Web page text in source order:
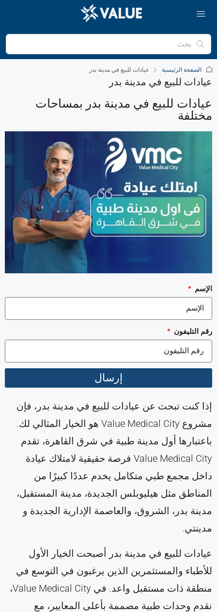
الصفحة الرئيسية عيادات للبيع في مدينة بدر
عيادات للبيع في مدينة بدر
عيادات للبيع في مدينة بدر بمساحات
مختلفة
الإسم
رقم التليفون
إرسال
إذا كنت تبحث عن عيادات للبيع في مدينة بدر، فإن
مشروع Value Medical City هو الخيار المثالي لك.
باعتبارها أول مدينة طبية في شرق القاهرة، تقدم
Value Medical City فرصة حقيقية لامتلاك عيادة
داخل مجمع طبي متكامل يخدم عددًا كبيرًا من
المناطق مثل هيليوبلس الجديدة، مدينة المستقبل،
مدينة بدر، الشروق، والعاصمة الإدارية الجديدة و
مدينتي.
عيادات للبيع في مدينة بدر أصبحت الخيار الأول
للأطباء والمستثمرين الذين يرغبون في التوسع في
منطقة ذات مستقبل واعد. في Value Medical City،
نقدم وحدات طبية مصممة بأعلى المعايير، مع